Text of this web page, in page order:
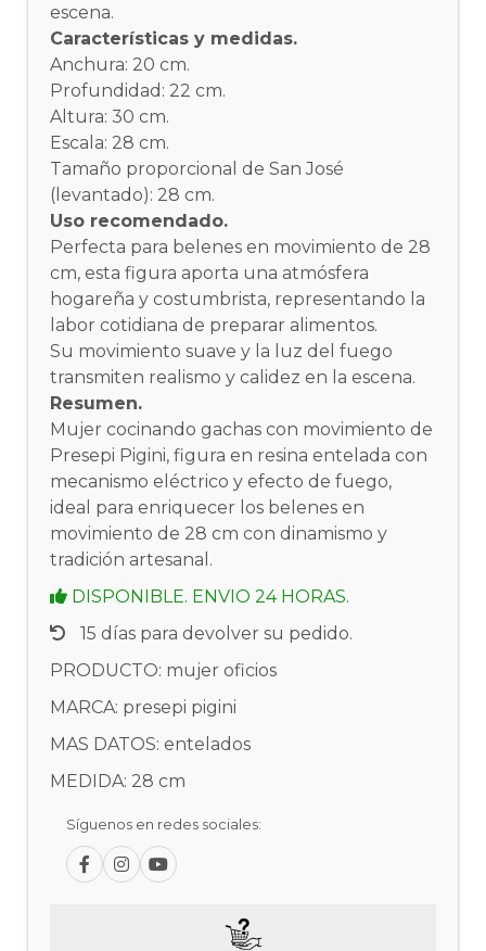
escena.
Características y medidas.
Anchura: 20 cm.
Profundidad: 22 cm.
Altura: 30 cm.
Escala: 28 cm.
Tamaño proporcional de San José
(levantado): 28 cm.
Uso recomendado.
Perfecta para belenes en movimiento de 28
cm, esta figura aporta una atmósfera
hogareña y costumbrista, representando la
labor cotidiana de preparar alimentos.
Su movimiento suave y la luz del fuego
transmiten realismo y calidez en la escena.
Resumen.
Mujer cocinando gachas con movimiento de
Presepi Pigini, figura en resina entelada con
mecanismo eléctrico y efecto de fuego,
ideal para enriquecer los belenes en
movimiento de 28 cm con dinamismo y
tradición artesanal.
DISPONIBLE. ENVIO 24 HORAS.
15 días para devolver su pedido.
PRODUCTO: mujer oficios
MARCA: presepi pigini
MAS DATOS: entelados
MEDIDA: 28 cm
Síguenos en redes sociales: